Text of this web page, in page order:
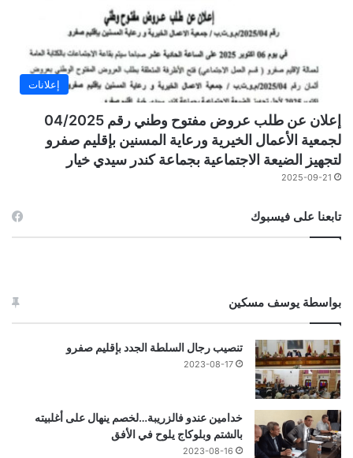
إعلانات
إعلان عن طلب عروض مفتوح وطني رقم 04/2025
لجمعية الأعمال الخيرية ورعاية المسنين بإقليم صفرو
لتجهيز الضيعة الاجتماعية بجماعة كندر سيدي خيار
2025-09-21
تابعنا على فيسبوك
بواسطة يوسف مسكين
تنصيب رجال السلطة الجدد بإقليم صفرو
2023-08-17
خدامين عندو فالزريبة…لخصم ينهال على أغلبيته
بالشتم وبلوكاج يلوح في الأفق
2023-08-16